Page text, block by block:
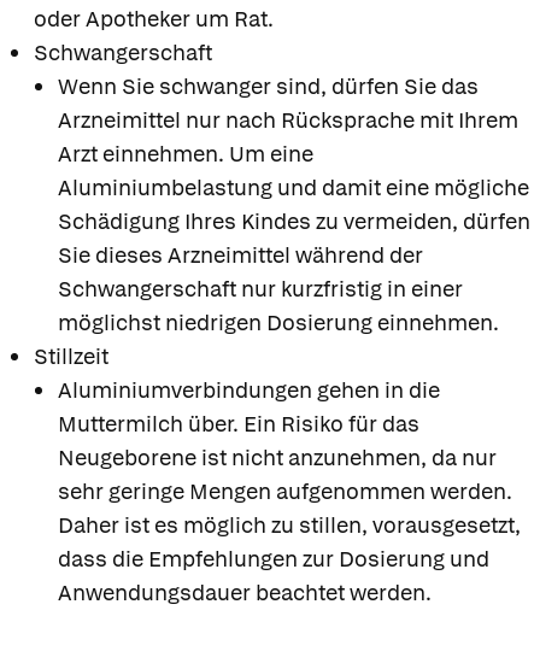
oder Apotheker um Rat.
Schwangerschaft
Wenn Sie schwanger sind, dürfen Sie das
Arzneimittel nur nach Rücksprache mit Ihrem
Arzt einnehmen. Um eine
Aluminiumbelastung und damit eine mögliche
Schädigung Ihres Kindes zu vermeiden, dürfen
Sie dieses Arzneimittel während der
Schwangerschaft nur kurzfristig in einer
möglichst niedrigen Dosierung einnehmen.
Stillzeit
Aluminiumverbindungen gehen in die
Muttermilch über. Ein Risiko für das
Neugeborene ist nicht anzunehmen, da nur
sehr geringe Mengen aufgenommen werden.
Daher ist es möglich zu stillen, vorausgesetzt,
dass die Empfehlungen zur Dosierung und
Anwendungsdauer beachtet werden.